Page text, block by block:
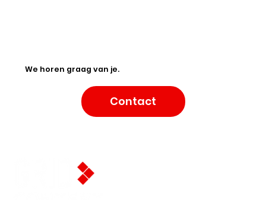
We horen graag van je.
Contact